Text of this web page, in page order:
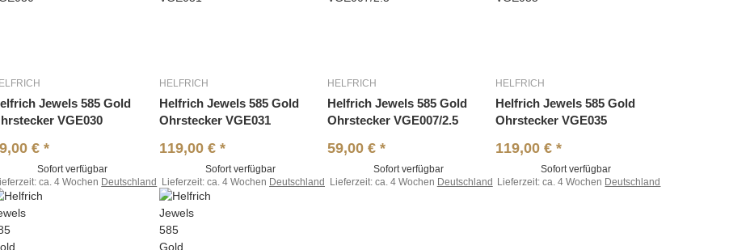
Jewels 585 Gold
VGE030
€*
Sofort verfügbar
ca. 4 Wochen Deutschland
HELFRICH
Helfrich Jewels 585 Gold
Ohrstecker VGE031
119,00 €*
Sofort verfügbar
Lieferzeit:ca. 4 Wochen Deutschland
HELFRICH
Helfrich Jewels 585 Gold
Ohrstecker VGE007/2.5
59,00 € *
Sofort verfügbar
Lieferzeit: ca. 4 Wochen Deutschland
HELFRICH
Helfrich Jewels 585 Gold
Ohrstecker VGE035
119,00 € *
Sofort verfügbar
Lieferzeit:ca. 4 Wochen Deutschland